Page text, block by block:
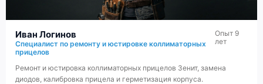
Иван Логинов
Специалист по ремонту и юстировке коллиматорных
прицелов
Опыт 9
лет
Ремонт и юстировка коллиматорных прицелов Зенит, замена
диодов, калибровка прицела и герметизация корпуса.